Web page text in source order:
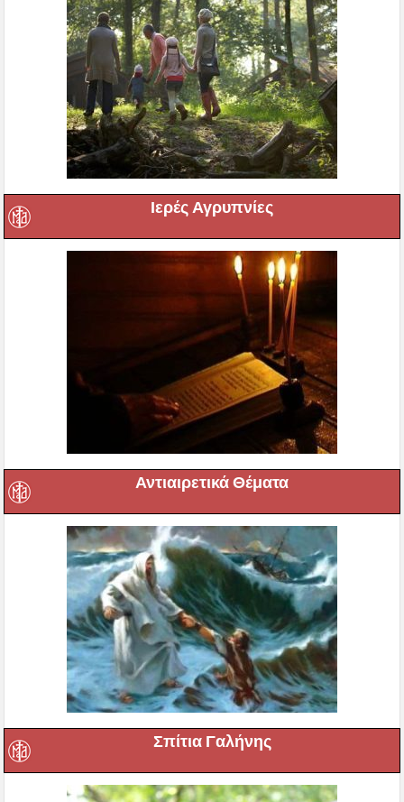
Ιερές Αγρυπνίες
Αντιαιρετικά Θέματα
Σπίτια Γαλήνης